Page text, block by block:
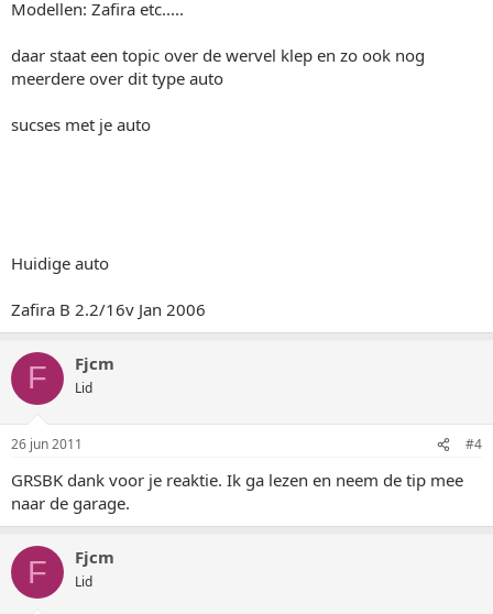
Modellen: Zafira etc.....
daar staat een topic over de wervel klep en zo ook nog
meerdere over dit type auto
sucses met je auto
Huidige auto
Zafira B 2.2/16v Jan 2006
F Fjcm
Lid
26 jun 2011 #4
GRSBK dank voor je reaktie. Ik ga lezen en neem de tip mee
naar de garage.
F Fjcm
Lid